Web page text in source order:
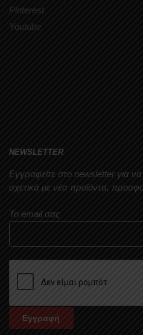
Pinterest
Youtube
NEWSLETTER
Εγγραφείτε στο newsletter για
σχετικά με νέα προϊόντα,
Το email σας